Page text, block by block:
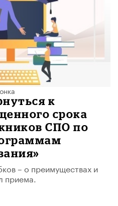
к
срока
СПО по
– о преимуществах и
приема.